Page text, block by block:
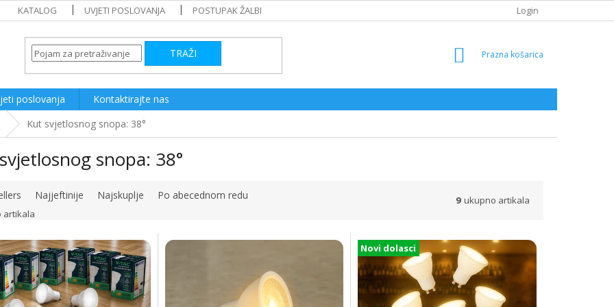
KATALOG UVJETI POSLOVANJA POSTUPAK ŽALBI Login
TRAŽI
SHOPPING
poslovanja
Kontaktirajte nas
Kut svjetlosnog snopa: 38°
snopa: 38°
Najjeftinije Najskuplje Po abecednom redu 9
Novi dolasci